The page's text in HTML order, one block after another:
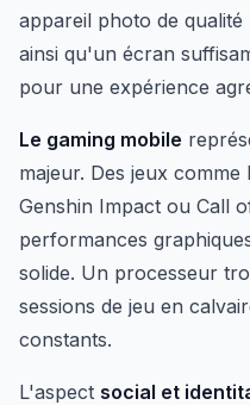
appareil photo de
ainsi qu'un écran
pour une expérience
Le gaming mobile
majeur. Des jeux
Genshin Impact ou Call
performances
solide. Un processeur
sessions de jeu en
constants.
L'aspect social et